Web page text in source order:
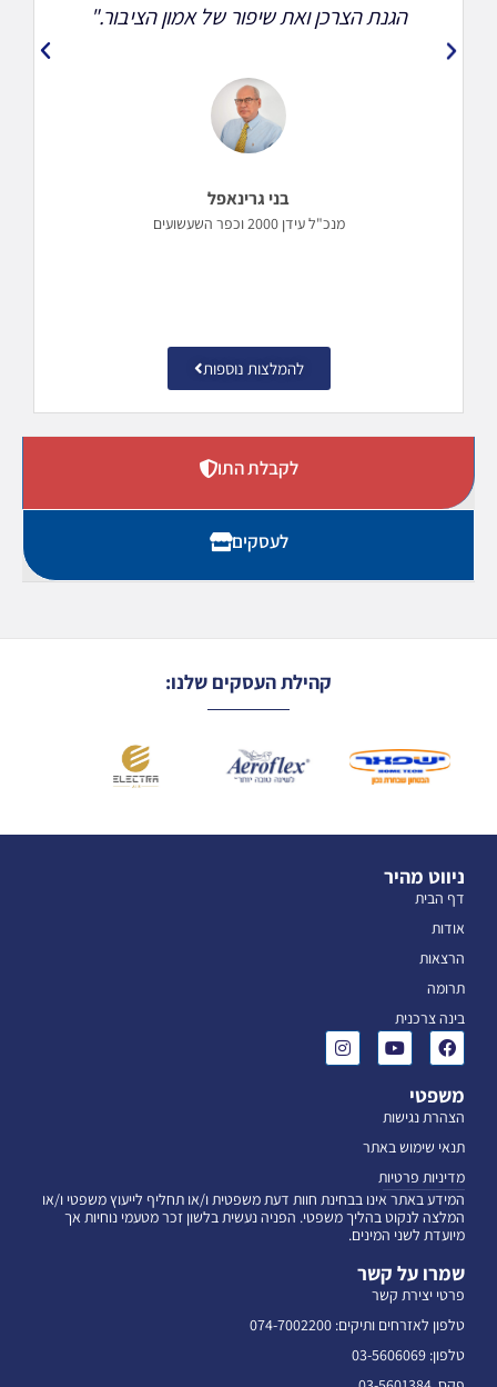
הגנת הצרכן ואת שיפור של אמון הציבור."
בני גרינאפל
מנכ"ל עידן 2000 וכפר השעשועים
להמלצות נוספות
לקבלת התו
לעסקים
קהילת העסקים שלנו:
ניווט מהיר
דף הבית
אודות
הרצאות
תרומה
בינה צרכנית
משפטי
הצהרת נגישות
תנאי שימוש באתר
מדיניות פרטיות
המידע באתר אינו בבחינת חוות דעת משפטית ו/או תחליף לייעוץ משפטי ו/או
המלצה לנקוט בהליך משפטי. הפניה נעשית בלשון זכר מטעמי נוחיות אך
מיועדת לשני המינים.
שמרו על קשר
פרטי יצירת קשר
טלפון לאזרחים ותיקים: 074-7002200
טלפון: 03-5606069